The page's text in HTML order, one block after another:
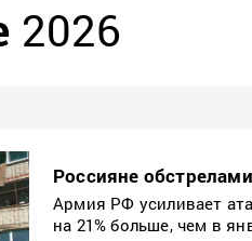
2026
Россияне
Армия РФ усиливает
на 21% больше, чем в